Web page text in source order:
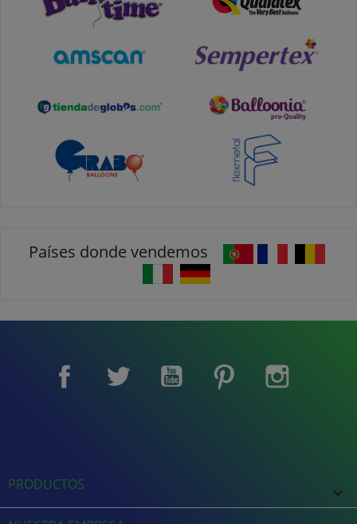
Países donde vendemos
Facebook Twitter YouTube Pinterest
PRODUCTOS 